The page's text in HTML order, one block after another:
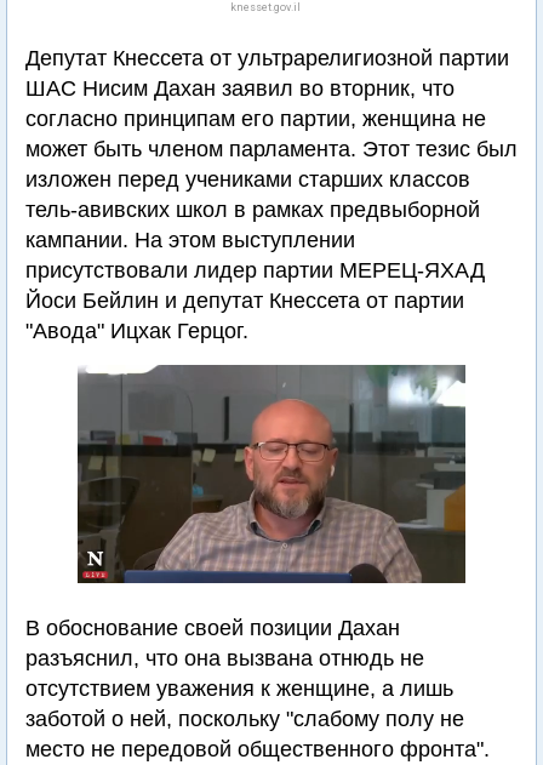
knesset.gov.il
Депутат Кнессета от ультрарелигиозной партии
ШАС Нисим Дахан заявил во вторник, что
согласно принципам его партии, женщина не
может быть членом парламента. Этот тезис был
изложен перед учениками старших классов
тель-авивских школ в рамках предвыборной
кампании. На этом выступлении
присутствовали лидер партии МЕРЕЦ-ЯХАД
Йоси Бейлин и депутат Кнессета от партии
"Авода" Ицхак Герцог.
В обоснование своей позиции Дахан
разъяснил, что она вызвана отнюдь не
отсутствием уважения к женщине, а лишь
заботой о ней, поскольку "слабому полу не
место не передовой общественного фронта".